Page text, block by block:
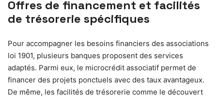
Offres de financement et facilités
de trésorerie spécifiques
Pour accompagner les besoins financiers des associations
loi 1901, plusieurs banques proposent des services
adaptés. Parmi eux, le microcrédit associatif permet de
financer des projets ponctuels avec des taux avantageux.
De même, les facilités de trésorerie comme le découvert